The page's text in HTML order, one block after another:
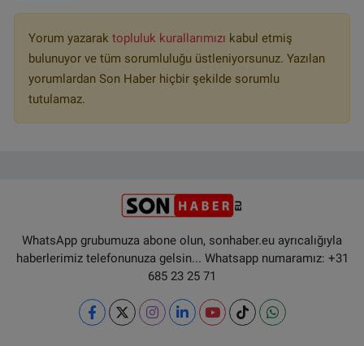
Yorum yazarak topluluk kurallarımızı kabul etmiş
bulunuyor ve tüm sorumluluğu üstleniyorsunuz. Yazılan
yorumlardan Son Haber hiçbir şekilde sorumlu
tutulamaz.
WhatsApp grubumuza abone olun, sonhaber.eu ayrıcalığıyla
haberlerimiz telefonunuza gelsin... Whatsapp numaramız: +31
685 23 25 71